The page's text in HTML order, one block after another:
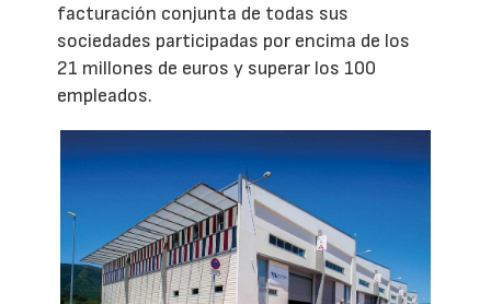
facturación conjunta de todas sus
sociedades participadas por encima de los
21 millones de euros y superar los 100
empleados.